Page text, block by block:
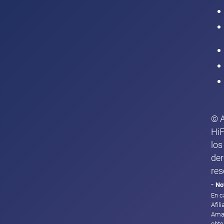
©
los
-
En